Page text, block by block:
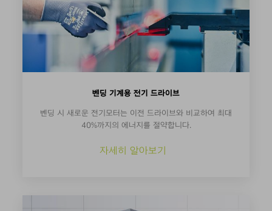
벤딩 기계용 전기 드라이브
벤딩 시 새로운 전기모터는 이전 드라이브와 비교하여 최대
40%까지의 에너지를 절약합니다.
자세히 알아보기